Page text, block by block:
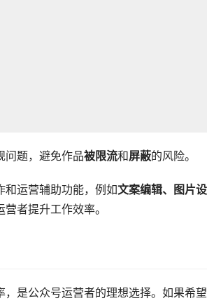
问题，避免作品被限流和屏蔽的风险。
和运营辅助功能，例如文案编辑、图片设
者提升工作效率。
是公众号运营者的理想选择。如果希